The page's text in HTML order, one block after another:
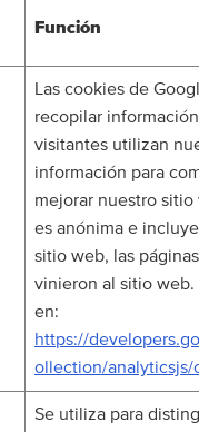
Función
Las cookies de
recopilar
visitantes utilizan
información para
mejorar nuestro
es anónima e
sitio web, las
vinieron al sitio
en:
https://
ollection/analyticsjs/
Se utiliza para